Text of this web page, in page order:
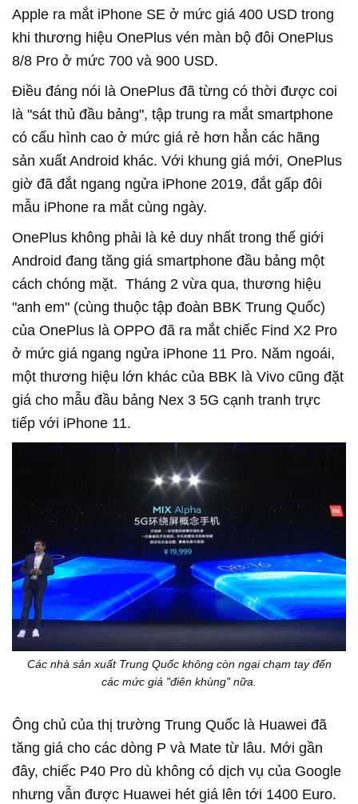
Apple ra mắt iPhone SE ở mức giá 400 USD trong
khi thương hiệu OnePlus vén màn bộ đôi OnePlus
8/8 Pro ở mức 700 và 900 USD.
Điều đáng nói là OnePlus đã từng có thời được coi
là "sát thủ đầu bảng", tập trung ra mắt smartphone
có cấu hình cao ở mức giá rẻ hơn hẳn các hãng
sản xuất Android khác. Với khung giá mới, OnePlus
giờ đã đắt ngang ngửa iPhone 2019, đắt gấp đôi
mẫu iPhone ra mắt cùng ngày.
OnePlus không phải là kẻ duy nhất trong thế giới
Android đang tăng giá smartphone đầu bảng một
cách chóng mặt. Tháng 2 vừa qua, thương hiệu
"anh em" (cùng thuộc tập đoàn BBK Trung Quốc)
của OnePlus là OPPO đã ra mắt chiếc Find X2 Pro
ở mức giá ngang ngửa iPhone 11 Pro. Năm ngoái,
một thương hiệu lớn khác của BBK là Vivo cũng đặt
giá cho mẫu đầu bảng Nex 3 5G cạnh tranh trực
tiếp với iPhone 11.
Các nhà sản xuất Trung Quốc không còn ngại chạm tay đến
các mức giá "điên khùng" nữa.
Ông chủ của thị trường Trung Quốc là Huawei đã
tăng giá cho các dòng P và Mate từ lâu. Mới gần
đây, chiếc P40 Pro dù không có dịch vụ của Google
nhưng vẫn được Huawei hét giá lên tới 1400 Euro.